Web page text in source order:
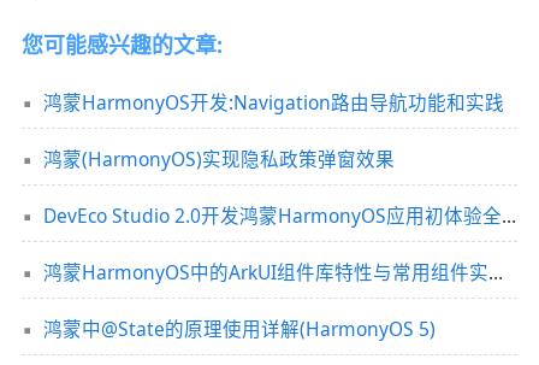
您可能感兴趣的文章:
鸿蒙HarmonyOS开发:Navigation路由导航功能和实践
鸿蒙(HarmonyOS)实现隐私政策弹窗效果
DevEco Studio 2.0开发鸿蒙HarmonyOS应用初体验全面测评(推荐)
鸿蒙HarmonyOS中的ArkUI组件库特性与常用组件实例演示
鸿蒙中@State的原理使用详解(HarmonyOS 5)